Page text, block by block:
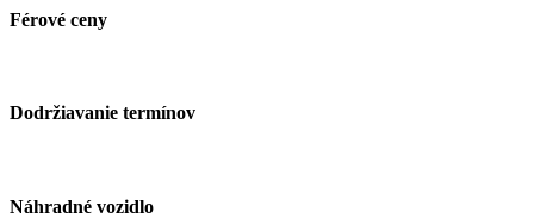
Férové ceny
Dodržiavanie termínov
Náhradné vozidlo